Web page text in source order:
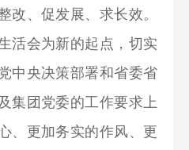
改、促发展、求长效。
活会为新的起点，切实
中央决策部署和省委省
集团党委的工作要求上
、更加务实的作风、更